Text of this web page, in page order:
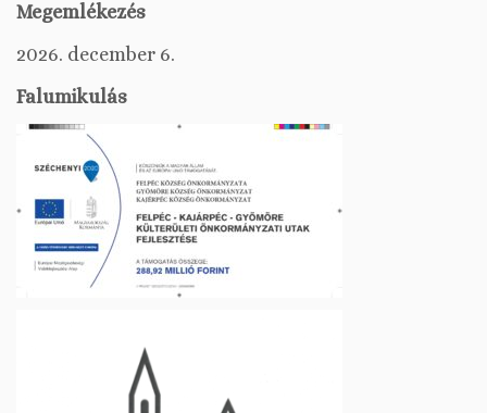
Megemlékezés
2026. december 6.
Falumikulás